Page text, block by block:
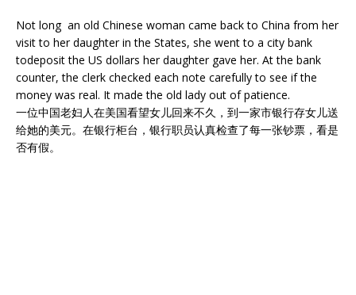
Not long an old Chinese woman came back to China from her
visit to her daughter in the States, she went to a city bank
todeposit the US dollars her daughter gave her. At the bank
counter, the clerk checked each note carefully to see if the
money was real. It made the old lady out of patience.
一位中国老妇人在美国看望女儿回来不久，到一家市银行存女儿送
给她的美元。在银行柜台，银行职员认真检查了每一张钞票，看是
否有假。